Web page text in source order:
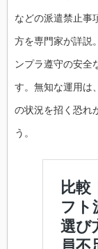
などの派遣禁止事
方を専門家が詳説
ンプラ遵守の安全
す。無知な運用は
の状況を招く恐れ
う。